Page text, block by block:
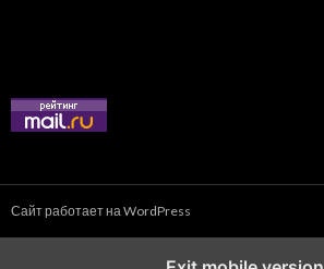
Сайт работает на WordPress